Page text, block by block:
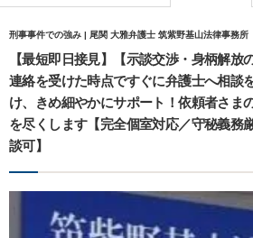
刑事事件での強み | 尾関 大雅弁護士 筑紫野基山法律事務所
【最短即日接見】【示談交渉・身柄解放
連絡を受けた時点ですぐに弁護士へ相談
け、きめ細やかにサポート！依頼者さま
を尽くします【完全個室対応／守秘義務
談可】